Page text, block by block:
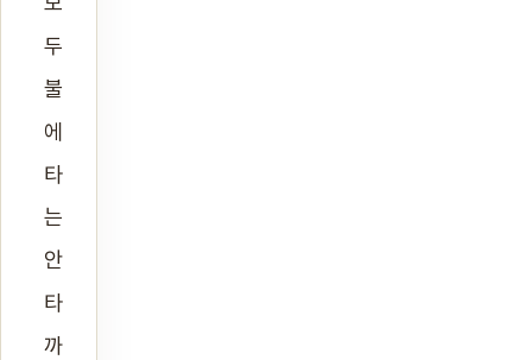
두
불
에
타
는
안
타
까